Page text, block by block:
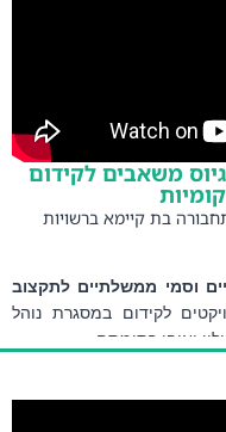
משאבים לקידום
בת קיימא ברשויות
גורמים ממשלתיים וסמי ממשלתיים לתקצוב
רתימתם